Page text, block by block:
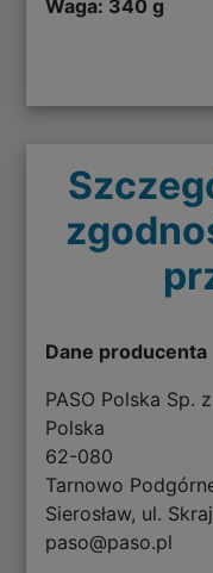
Waga: 340 g
Dane producenta
PASO Polska Sp.
Polska
62-080
Tarnowo
Sierosław, ul.
paso@paso.pl